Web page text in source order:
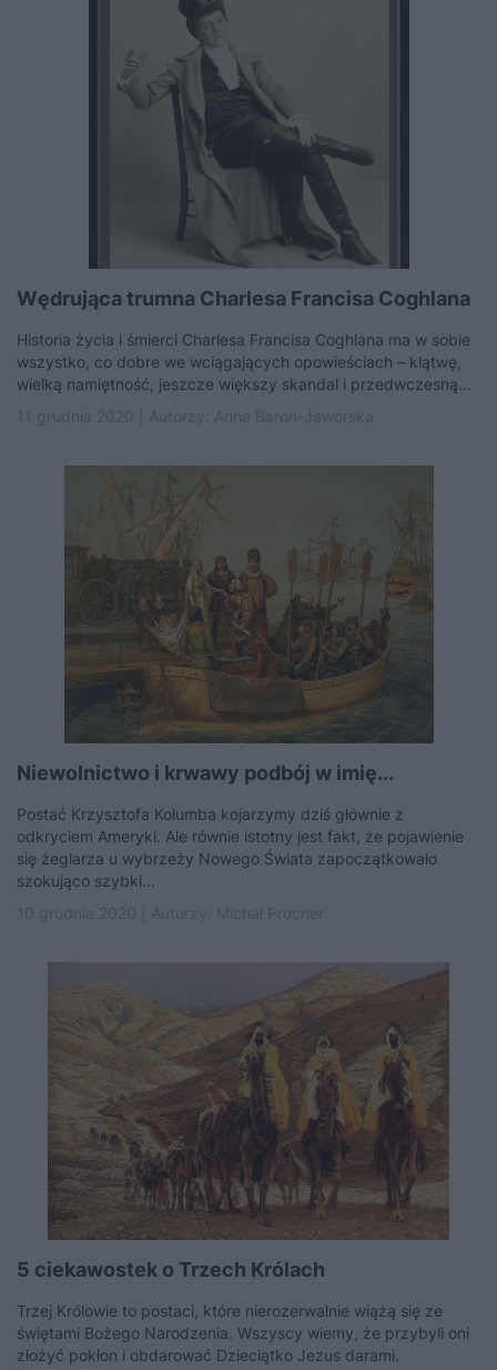
Wędrująca trumna Charlesa Francisa Coghlana
Historia życia i śmierci Charlesa Francisa Coghlana ma w sobie
wszystko, co dobre we wciągających opowieściach – klątwę,
wielką namiętność, jeszcze większy skandal i przedwczesną...
Niewolnictwo i krwawy podbój w imię...
Postać Krzysztofa Kolumba kojarzymy dziś głównie z
odkryciem Ameryki. Ale równie istotny jest fakt, że pojawienie
się żeglarza u wybrzeży Nowego Świata zapoczątkowało
szokująco szybki...
5 ciekawostek o Trzech Królach
Trzej Królowie to postaci, które nierozerwalnie wiążą się ze
świętami Bożego Narodzenia. Wszyscy wiemy, że przybyli oni
złożyć pokłon i obdarować Dzieciątko Jezus darami.